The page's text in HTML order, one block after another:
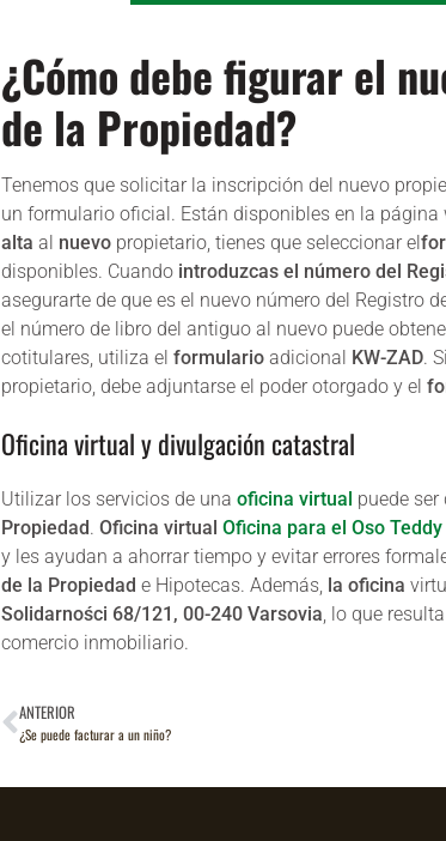
¿Cómo debe figurar el
de la Propiedad?
Tenemos que solicitar la inscripción del nuevo
un formulario oficial. Están disponibles en la
alta al nuevo propietario, tienes que seleccionar el
disponibles. Cuando introduzcas el número del
asegurarte de que es el nuevo número del Registro
el número de libro del antiguo al nuevo puede
cotitulares, utiliza el formulario adicional KW-ZAD.
propietario, debe adjuntarse el poder otorgado y el
Oficina virtual y divulgación catastral
Utilizar los servicios de una oficina virtual puede
Propiedad. Oficina virtual Oficina para el Oso Teddy
y les ayudan a ahorrar tiempo y evitar errores
de la Propiedad e Hipotecas. Además, la oficina
Solidarności 68/121, 00-240 Varsovia, lo que
comercio inmobiliario.
ANTERIOR
¿Se puede facturar a un niño?